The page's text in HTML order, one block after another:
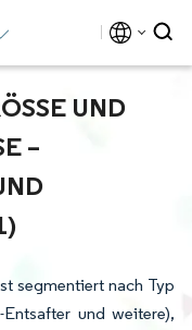
UND M
W
P
segmentiert nach Typ
und weitere),